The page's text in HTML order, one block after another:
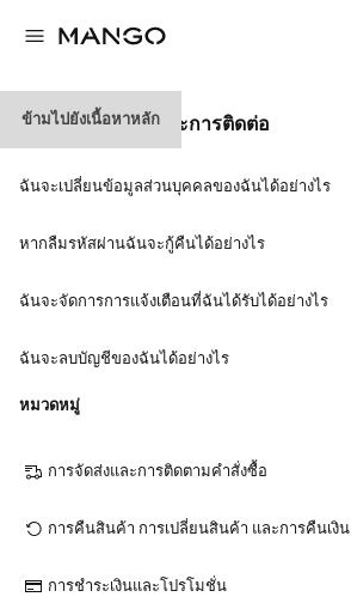
ข้ามไปยังเนื้อหาหลัก
ข้อมูลส่วนบบุคลและการติดต่อ
ฉันจะเปลี่ยนข้อมูลส่วนบุคคลของฉันได้อย่างไร
หากลืมรหัสผ่านฉันจะกู้คืนได้อย่างไร
ฉันจะจัดการการแจ้งเตือนที่ฉันได้รับได้อย่างไร
ฉันจะลบบัญชีของฉันได้อย่างไร
หมวดหมู่
การจัดส่งและการติดตามคำสั่งซื้อ
การคืนสินค้า การเปลี่ยนสินค้า และการคืนเงิน
การชำระเงินและโปรโมชั่น